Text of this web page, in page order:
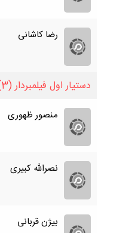
رضا کاشانی
دستیار اول فیلمبردار(3)
منصور ظهوری
نصرالله کبیری
بیژن قربانی